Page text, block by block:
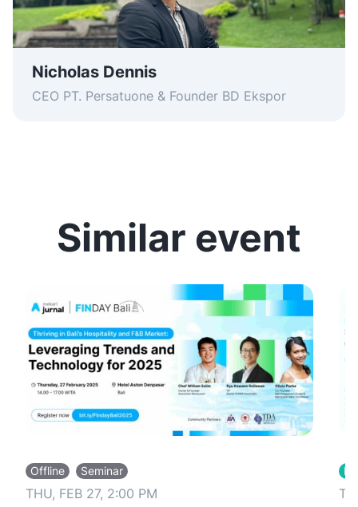
Nicholas Dennis
CEO PT. Persatuone & Founder BD Ekspor
Similar event
Offline Seminar
THU, FEB 27, 2:00 PM